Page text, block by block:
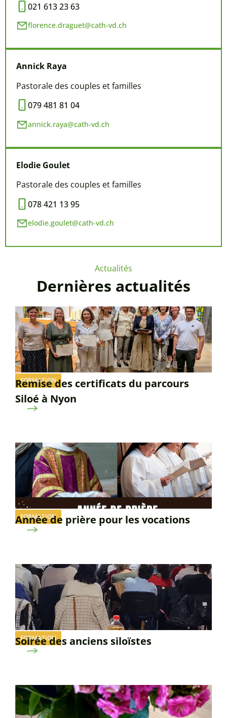
021 613 23 63
florence.draguet@cath-vd.ch
Annick Raya
Pastorale des couples et familles
079 481 81 04
annick.raya@cath-vd.ch
Elodie Goulet
Pastorale des couples et familles
078 421 13 95
elodie.goulet@cath-vd.ch
Actualités
Dernières actualités
FORMATION
Remise des certificats du parcours
Siloé à Nyon
FORMATION
Année de prière pour les vocations
FORMATION
Soirée des anciens siloïstes